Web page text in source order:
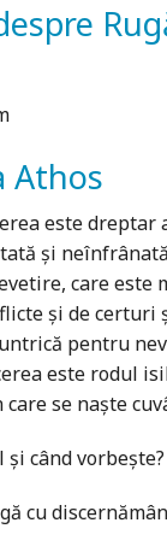
Athos
este dreptar
și
care este
și de certuri
pentru
este rodul
se naște
și când vorbește?
cu